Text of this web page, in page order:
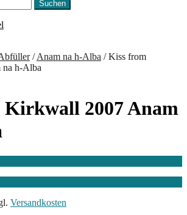
Suchen
/Anam na h-Alba /Kiss from
h-Alba
2007 Anam
Versandkosten